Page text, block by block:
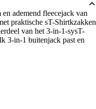
ademend fleecejack van
praktische sT-Shirtkzakken
van het 3-in-1-sysT-
3-in-1 buitenjack past en